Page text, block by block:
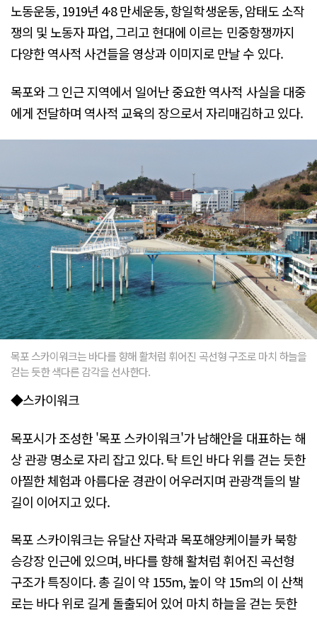
노동운동, 1919년 4·8 만세운동, 항일학생운동, 암태도 소작
쟁의 및 노동자 파업, 그리고 현대에 이르는 민중항쟁까지
다양한 역사적 사건들을 영상과 이미지로 만날 수 있다.
목포와 그 인근 지역에서 일어난 중요한 역사적 사실을 대중
에게 전달하며 역사적 교육의 장으로서 자리매김하고 있다.
목포 스카이워크는 바다를 향해 활처럼 휘어진 곡선형 구조로 마치 하늘을
걷는 듯한 색다른 감각을 선사한다.
◆스카이워크
목포시가 조성한 '목포 스카이워크'가 남해안을 대표하는 해
상 관광 명소로 자리 잡고 있다. 탁 트인 바다 위를 걷는 듯한
아찔한 체험과 아름다운 경관이 어우러지며 관광객들의 발
길이 이어지고 있다.
목포 스카이워크는 유달산 자락과 목포해양케이블카 북항
승강장 인근에 있으며, 바다를 향해 활처럼 휘어진 곡선형
구조가 특징이다. 총 길이 약 155m, 높이 약 15m의 이 산책
로는 바다 위로 길게 돌출되어 있어 마치 하늘을 걷는 듯한